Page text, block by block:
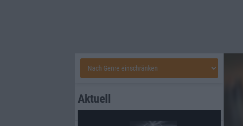
Aktuell